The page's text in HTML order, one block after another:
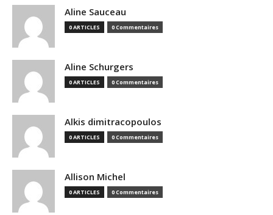
Aline Sauceau
0 ARTICLES 0 Commentaires
Aline Schurgers
0 ARTICLES 0 Commentaires
Alkis dimitracopoulos
0 ARTICLES 0 Commentaires
Allison Michel
0 ARTICLES 0 Commentaires